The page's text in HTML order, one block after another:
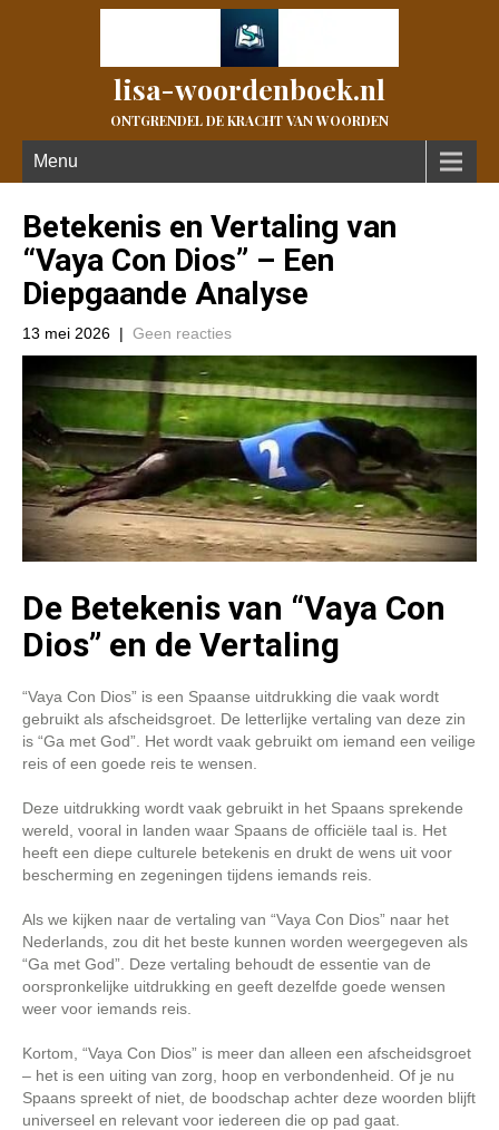
lisa-woordenboek.nl
ONTGRENDEL DE KRACHT VAN WOORDEN
Menu
Betekenis en Vertaling van
“Vaya Con Dios” – Een
Diepgaande Analyse
13 mei 2026 | Geen reacties
De Betekenis van “Vaya Con
Dios” en de Vertaling
“Vaya Con Dios” is een Spaanse uitdrukking die vaak wordt
gebruikt als afscheidsgroet. De letterlijke vertaling van deze zin
is “Ga met God”. Het wordt vaak gebruikt om iemand een veilige
reis of een goede reis te wensen.
Deze uitdrukking wordt vaak gebruikt in het Spaans sprekende
wereld, vooral in landen waar Spaans de officiële taal is. Het
heeft een diepe culturele betekenis en drukt de wens uit voor
bescherming en zegeningen tijdens iemands reis.
Als we kijken naar de vertaling van “Vaya Con Dios” naar het
Nederlands, zou dit het beste kunnen worden weergegeven als
“Ga met God”. Deze vertaling behoudt de essentie van de
oorspronkelijke uitdrukking en geeft dezelfde goede wensen
weer voor iemands reis.
Kortom, “Vaya Con Dios” is meer dan alleen een afscheidsgroet
– het is een uiting van zorg, hoop en verbondenheid. Of je nu
Spaans spreekt of niet, de boodschap achter deze woorden blijft
universeel en relevant voor iedereen die op pad gaat.